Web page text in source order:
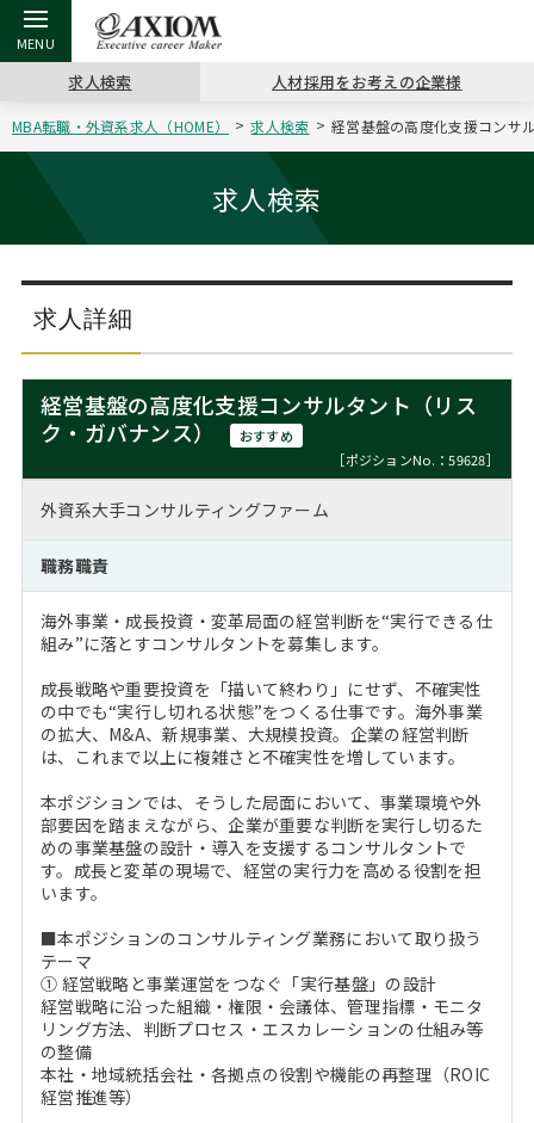
戻る
アクシアムの特長
戻る
コンサ
サービス案内
戻る
キャリ
コンサルタントの紹介
戻る
キャリア支援 TOP
キャリアデザイン講座
（最新求人市場動向）
戻る
MBAの
ステージ別アドバイス
MBAの転職事例
MBA留学生数の推移
戻る
日本か
インターン受入企業一覧
MBAを生かす求人特集
年齢と年収の相関図
戻る
転職ツール TOP
英文レジュメの書き方
戻る
パワー
職務経歴書の書き方
よくある面接Q&A集
戻る
転職コラム TOP
“展”職相談室
転職市場の明日をよめ
転職成功への4つの鍵
注目企業インタビュー
戻る
イベント・セミナー TOP
ジョブフェア
キャリアデザインセミナー
キャリアフォーラム
Career Talk Live
MBA NETWORKING
戻る
会社概要 TOP
沿革
主なクライアント
採用情報
ニュースリリース
求人検索 人材採用をお考えの企業様
MBA転職・外資系求人（HOME） 求人検索 経営基盤の高度化支援コンサ
求人検索
求人詳細
経営基盤の高度化支援コンサルタント（リス
ク・ガバナンス）
おすすめ
［ポジションNo.：59628］
外資系大手コンサルティングファーム
職務職責
海外事業・成長投資・変革局面の経営判断を“実行できる仕
組み”に落とすコンサルタントを募集します。
成長戦略や重要投資を「描いて終わり」にせず、不確実性
の中でも“実行し切れる状態”をつくる仕事です。海外事業
の拡大、M&A、新規事業、大規模投資。企業の経営判断
は、これまで以上に複雑さと不確実性を増しています。
本ポジションでは、そうした局面において、事業環境や外
部要因を踏まえながら、企業が重要な判断を実行し切るた
めの事業基盤の設計・導入を支援するコンサルタントで
す。成長と変革の現場で、経営の実行力を高める役割を担
います。
■本ポジションのコンサルティング業務において取り扱う
テーマ
① 経営戦略と事業運営をつなぐ「実行基盤」の設計
経営戦略に沿った組織・権限・会議体、管理指標・モニタ
リング方法、判断プロセス・エスカレーションの仕組み等
の整備
本社・地域統括会社・各拠点の役割や機能の再整理（ROIC
経営推進等）